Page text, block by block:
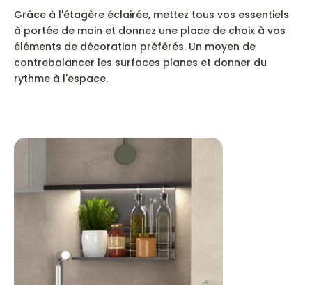
Grâce à l'étagère éclairée, mettez tous vos essentiels
à portée de main et donnez une place de choix à vos
éléments de décoration préférés. Un moyen de
contrebalancer les surfaces planes et donner du
rythme à l'espace.